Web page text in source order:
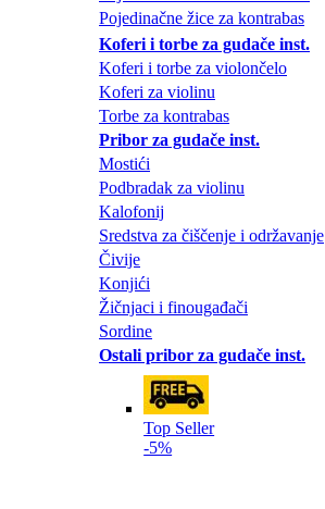
Pojedinačne žice za kontrabas
Koferi i torbe za gudače inst.
Koferi i torbe za violončelo
Koferi za violinu
Torbe za kontrabas
Pribor za gudače inst.
Mostići
Podbradak za violinu
Kalofonij
Sredstva za čiščenje i održavanje
Čivije
Konjići
Žičnjaci i finougađači
Sordine
Ostali pribor za gudače inst.
Top Seller
-5%